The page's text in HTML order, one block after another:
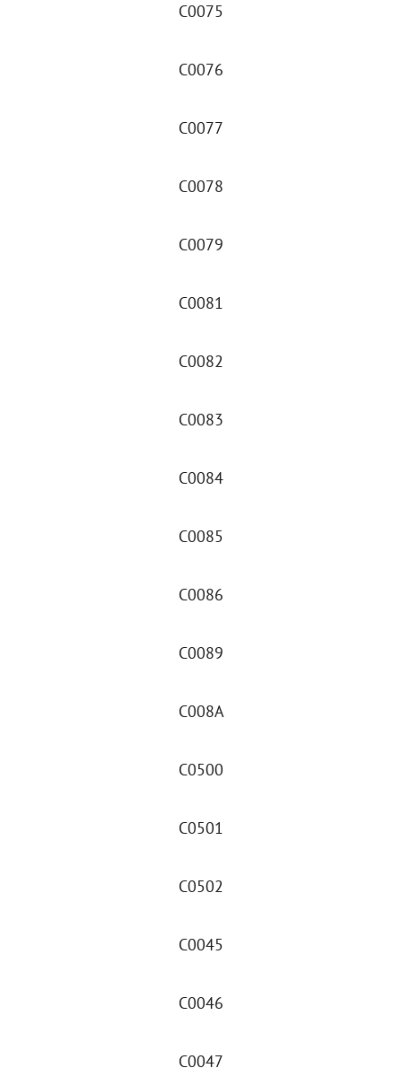
C0075
C0076
C0077
C0078
C0079
C0081
C0082
C0083
C0084
C0085
C0086
C0089
C008A
C0500
C0501
C0502
C0045
C0046
C0047